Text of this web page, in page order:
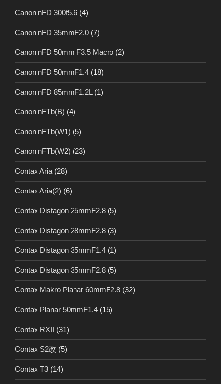
Canon nFD 300f5.6 (4)
Canon nFD 35mmF2.0 (7)
Canon nFD 50mm F3.5 Macro (2)
Canon nFD 50mmF1.4 (18)
Canon nFD 85mmF1.2L (1)
Canon nFTb(B) (4)
Canon nFTb(W1) (5)
Canon nFTb(W2) (23)
Contax Aria (28)
Contax Aria(2) (6)
Contax Distagon 25mmF2.8 (5)
Contax Distagon 28mmF2.8 (3)
Contax Distagon 35mmF1.4 (1)
Contax Distagon 35mmF2.8 (5)
Contax Makro Planar 60mmF2.8 (32)
Contax Planar 50mmF1.4 (15)
Contax RXII (31)
Contax S2改 (5)
Contax T3 (14)